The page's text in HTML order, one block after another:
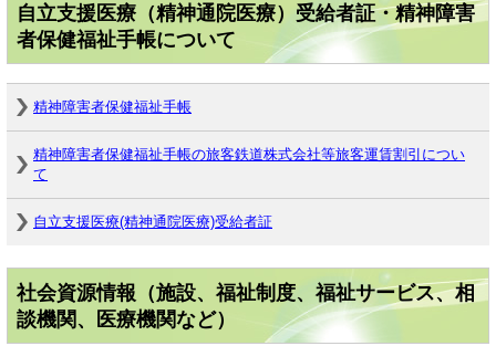
自立支援医療（精神通院医療）受給者証・精神障害
者保健福祉手帳について
精神障害者保健福祉手帳
精神障害者保健福祉手帳の旅客鉄道株式会社等旅客運賃割引につい
て
自立支援医療(精神通院医療)受給者証
社会資源情報（施設、福祉制度、福祉サービス、相
談機関、医療機関など）